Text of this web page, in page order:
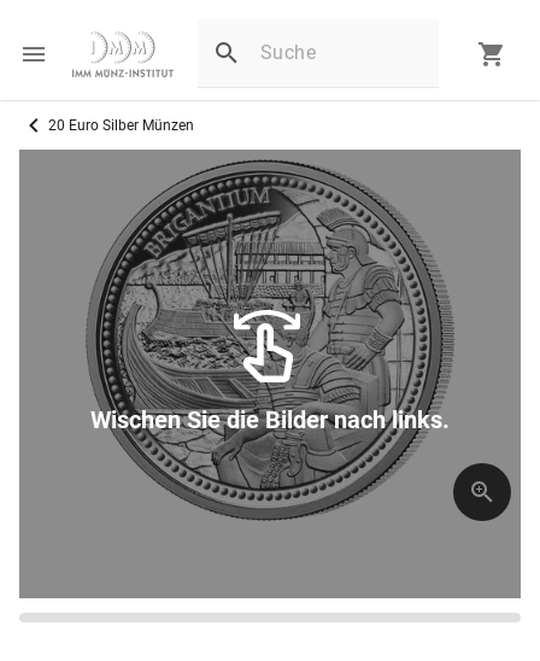
20 Euro Silber Münzen
Wischen Sie die Bilder nach links.